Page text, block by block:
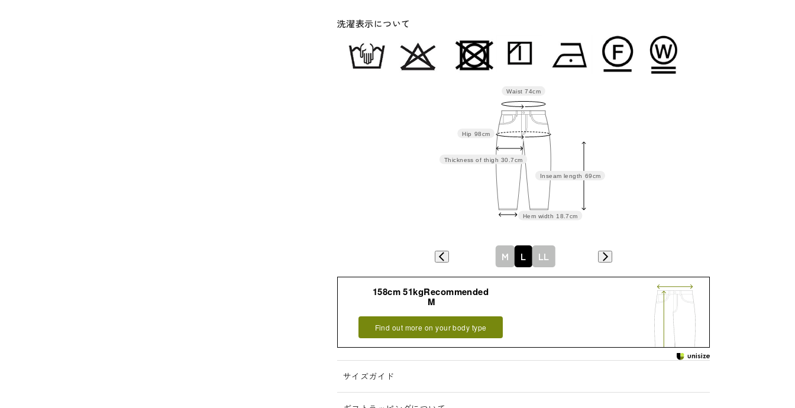
洗濯表示について
Inseam length 69cm
Hem width 18.7cm
Thickness of thigh 30.7cm
Hip 98cm
Waist 74cm
M L LL
158cm 51kgRecommended
M
Find out more on your body type
サイズガイド